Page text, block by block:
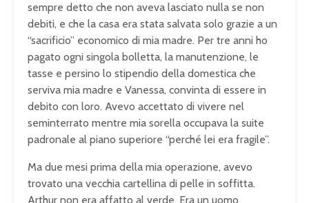
sempre detto che non aveva lasciato nulla se non
debiti, e che la casa era stata salvata solo grazie a un
“sacrificio” economico di mia madre. Per tre anni ho
pagato ogni singola bolletta, la manutenzione, le
tasse e persino lo stipendio della domestica che
serviva mia madre e Vanessa, convinta di essere in
debito con loro. Avevo accettato di vivere nel
seminterrato mentre mia sorella occupava la suite
padronale al piano superiore “perché lei era fragile”.
Ma due mesi prima della mia operazione, avevo
trovato una vecchia cartellina di pelle in soffitta.
Arthur non era affatto al verde. Era un uomo